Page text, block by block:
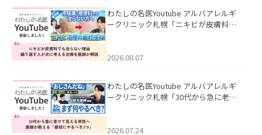
わたしの名医Youtube アルバアレルギ
ークリニック札幌「ニキビが皮膚科で
ました。
2026.08.07
わたしの名医Youtube アルバアレルギ
ークリニック札幌「30代から急に老け
た。
2026.07.24